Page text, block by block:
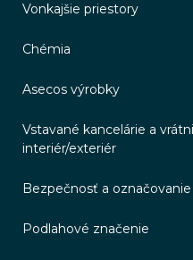
Vonkajšie priestory
Chémia
Asecos výrobky
Vstavané kancelárie a
interiér/exteriér
Bezpečnosť a označovanie
Podlahové značenie